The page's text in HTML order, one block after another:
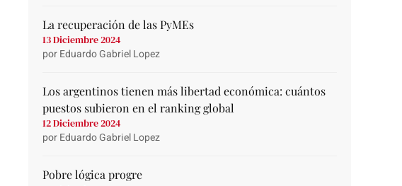
La recuperación de las PyMEs
13 Diciembre 2024
por Eduardo Gabriel Lopez
Los argentinos tienen más libertad económica: cuántos
puestos subieron en el ranking global
12 Diciembre 2024
por Eduardo Gabriel Lopez
Pobre lógica progre